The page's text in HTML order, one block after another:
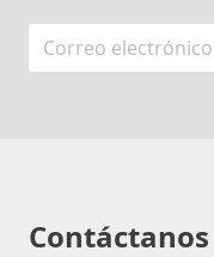
Contáctanos